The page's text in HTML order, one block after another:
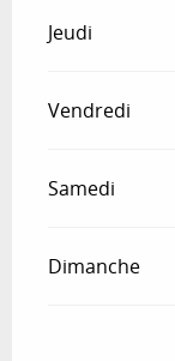
Jeudi
Vendredi
Samedi
Dimanche